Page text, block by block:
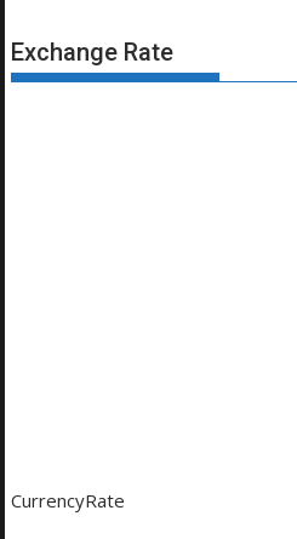
Exchange Rate
CurrencyRate